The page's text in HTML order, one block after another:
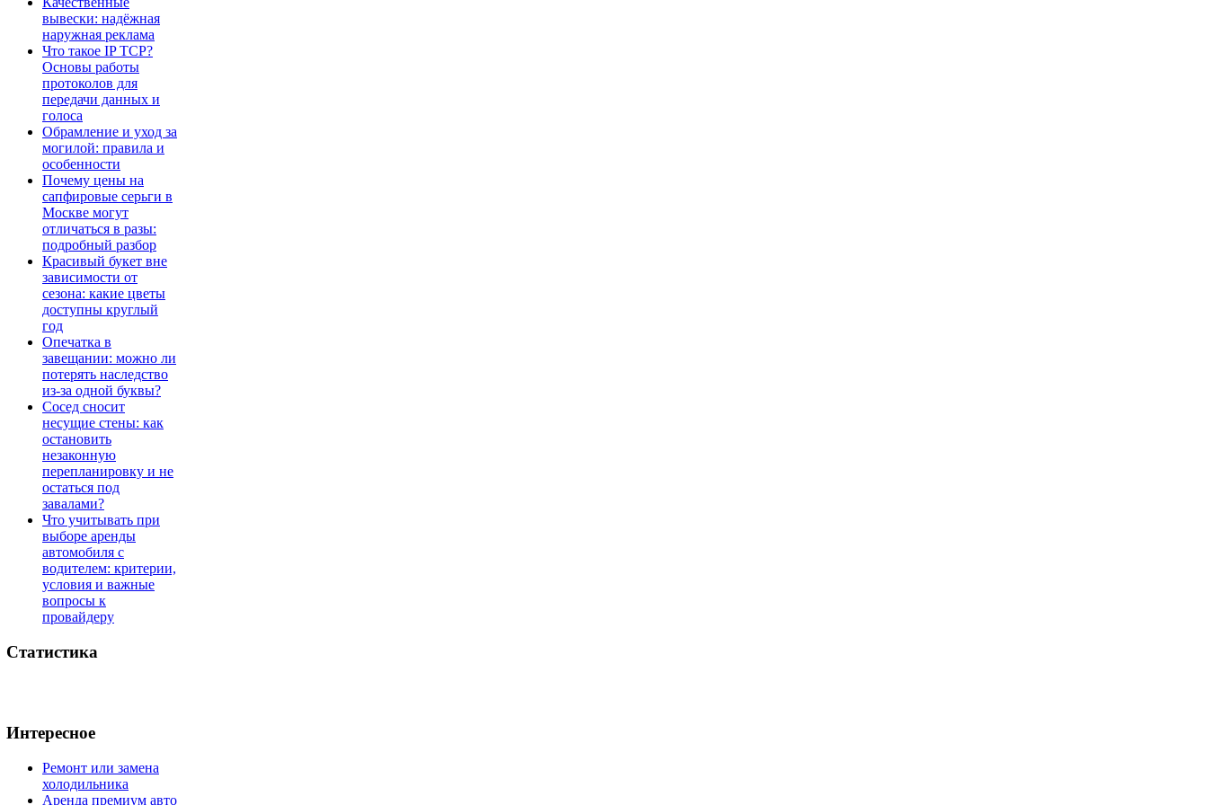
вывески: надёжная
наружная реклама
Что такое IP TCP?
Основы работы
протоколов для
передачи данных и
голоса
Обрамление и уход за
могилой: правила и
особенности
Почему цены на
сапфировые серьги в
Москве могут
отличаться в разы:
подробный разбор
Красивый букет вне
зависимости от
сезона: какие цветы
доступны круглый
год
Опечатка в
завещании: можно ли
потерять наследство
из-за одной буквы?
Сосед сносит
несущие стены: как
остановить
незаконную
перепланировку и не
остаться под
завалами?
Что учитывать при
выборе аренды
автомобиля с
водителем: критерии,
условия и важные
вопросы к
провайдеру
Статистика
Интересное
Ремонт или замена
холодильника
Аренда премиум авто